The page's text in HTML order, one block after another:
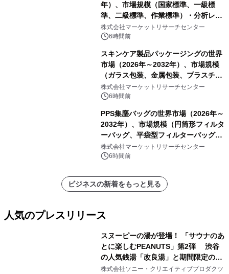
年）、市場規模（国家標準、一級標
準、二級標準、作業標準）・分析レポ
ートを発表
株式会社マーケットリサーチセンター
6時間前
スキンケア製品パッケージングの世界
市場（2026年～2032年）、市場規模
（ガラス包装、金属包装、プラスチッ
ク包装、その他）・分析レポートを発
表
株式会社マーケットリサーチセンター
6時間前
PPS集塵バッグの世界市場（2026年～
2032年）、市場規模（円筒形フィルタ
ーバッグ、平袋型フィルターバッグ、
プリーツフィルターバッグ、その
他）・分析レポートを発表
株式会社マーケットリサーチセンター
6時間前
ビジネスの新着をもっと見る
人気のプレスリリース
スヌーピーの湯が登場！ 「サウナのあ
とに楽しむPEANUTS」第2弾 渋谷
の人気銭湯「改良湯」と期間限定のコ
ラボレーション サウナイキタイコラ
株式会社ソニー・クリエイティブプロダクツ